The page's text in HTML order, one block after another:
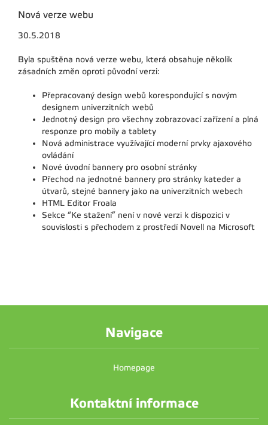
Nová verze webu
30.5.2018
Byla spuštěna nová verze webu, která obsahuje několik
zásadních změn oproti původní verzi:
Přepracovaný design webů korespondující s novým
designem univerzitních webů
Jednotný design pro všechny zobrazovací zařízení a plná
responze pro mobily a tablety
Nová administrace využívající moderní prvky ajaxového
ovládání
Nové úvodní bannery pro osobní stránky
Přechod na jednotné bannery pro stránky kateder a
útvarů, stejné bannery jako na univerzitních webech
HTML Editor Froala
Sekce “Ke stažení” není v nové verzi k dispozici v
souvislosti s přechodem z prostředí Novell na Microsoft
Navigace
Homepage
Kontaktní informace